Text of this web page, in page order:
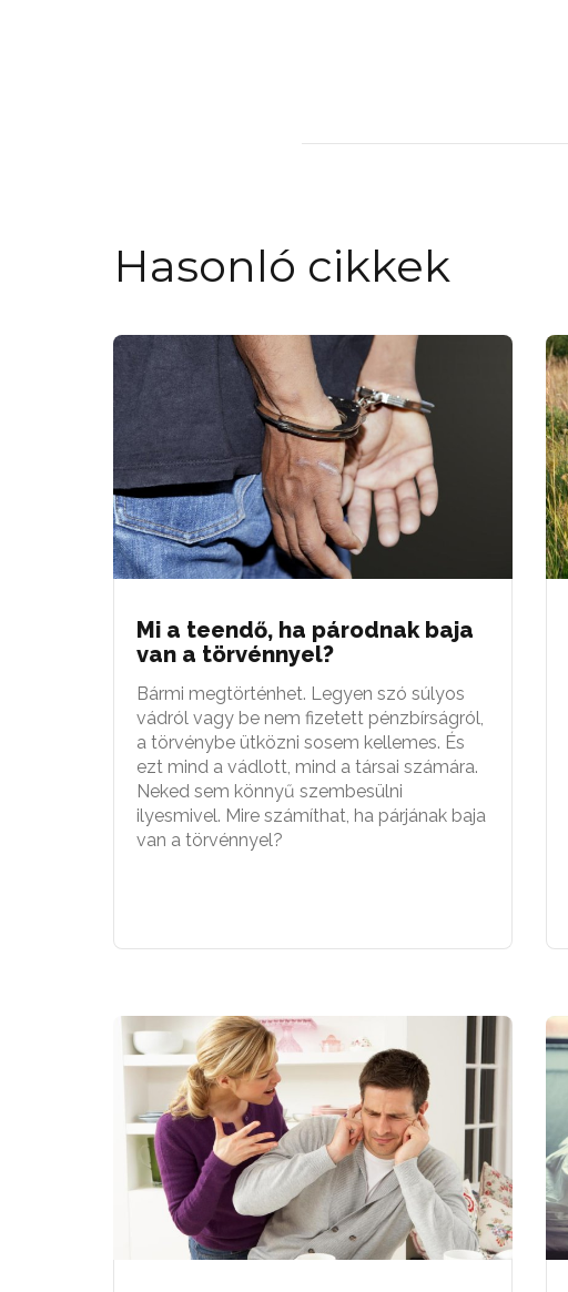
Hasonló cikkek
Mi a teendő, ha párodnak baja
van a törvénnyel?
Bármi megtörténhet. Legyen szó súlyos
vádról vagy be nem fizetett pénzbírságról,
a törvénybe ütközni sosem kellemes. És
ezt mind a vádlott, mind a társai számára.
Neked sem könnyű szembesülni
ilyesmivel. Mire számíthat, ha párjának baja
van a törvénnyel?